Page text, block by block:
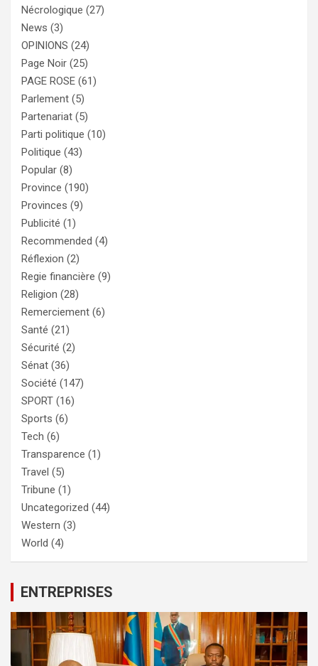
Nécrologique (27)
News (3)
OPINIONS (24)
Page Noir (25)
PAGE ROSE (61)
Parlement (5)
Partenariat (5)
Parti politique (10)
Politique (43)
Popular (8)
Province (190)
Provinces (9)
Publicité (1)
Recommended (4)
Réflexion (2)
Regie financière (9)
Religion (28)
Remerciement (6)
Santé (21)
Sécurité (2)
Sénat (36)
Société (147)
SPORT (16)
Sports (6)
Tech (6)
Transparence (1)
Travel (5)
Tribune (1)
Uncategorized (44)
Western (3)
World (4)
ENTREPRISES